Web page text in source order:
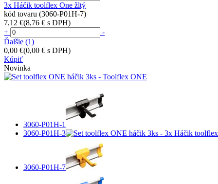
3x Háčik toolflex One žltý
kód tovaru (3060-P01H-7)
7,12 €(8,76 € s DPH)
+
-
Ďalšie (1)
0,00 €(0,00 € s DPH)
Kúpiť
Novinka
3060-P01H-1
3060-P01H-3
3060-P01H-7